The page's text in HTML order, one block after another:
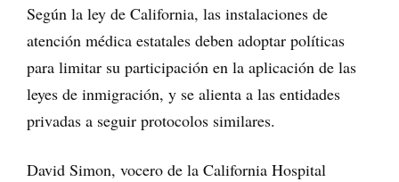
Según la ley de California, las instalaciones de
atención médica estatales deben adoptar políticas
para limitar su participación en la aplicación de las
leyes de inmigración, y se alienta a las entidades
privadas a seguir protocolos similares.
David Simon, vocero de la California Hospital